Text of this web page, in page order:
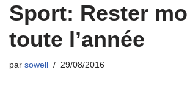
Sport: Rester
toute l’année
par sowell 29/08/2016